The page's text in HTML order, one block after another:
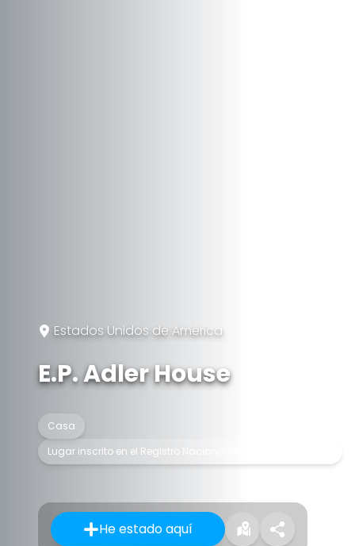
Estados Unidos de América
E.P. Adler House
Casa
Lugar inscrito en el Registro Nacional de Lugares Históricos
He estado aquí